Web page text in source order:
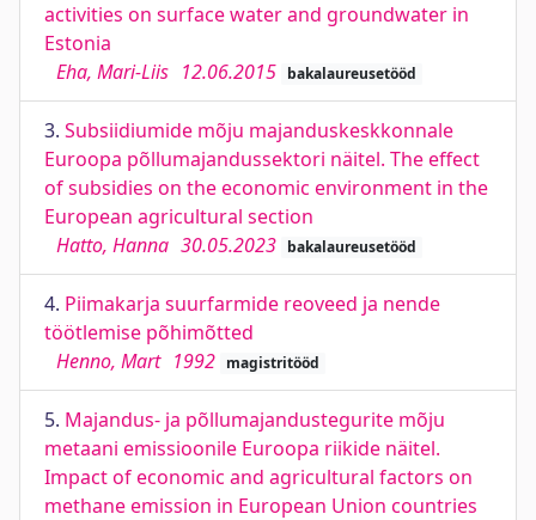
activities on surface water and groundwater in
Estonia
Eha, Mari-Liis 12.06.2015 bakalaureusetööd
3. Subsiidiumide mõju majanduskeskkonnale
Euroopa põllumajandussektori näitel. The effect
of subsidies on the economic environment in the
European agricultural section
Hatto, Hanna 30.05.2023 bakalaureusetööd
4. Piimakarja suurfarmide reoveed ja nende
töötlemise põhimõtted
Henno, Mart 1992 magistritööd
5. Majandus- ja põllumajandustegurite mõju
metaani emissioonile Euroopa riikide näitel.
Impact of economic and agricultural factors on
methane emission in European Union countries